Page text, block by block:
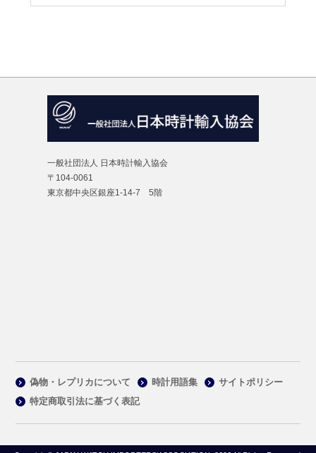
一般社団法人 日本時計輸入協会
〒104-0061
東京都中央区銀座1-14-7 5階
偽物・レプリカについて 時計用語集
サイトポリシー
特定商取引法に基づく表記